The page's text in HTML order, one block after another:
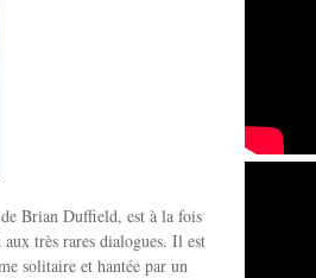
Brian Duffield, est à la fois
très rares dialogues. Il est
solitaire et hantée par un